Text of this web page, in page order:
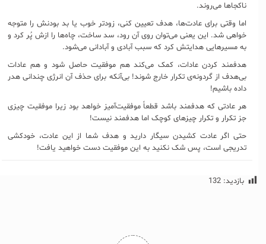
ناکجاها می‌روند.
اما وقتی برای عادت‌ها، هدف تعیین کنی، زودتر خوب یا بد بودنش را متوجه
خواهی شد. این یعنی می‌توان روی آن رود، سد ساخت، چاه‌ها را ازش پُر کرد و
به مسیرهایی هدایتش کرد که سبب آبادی و آبادانی می‌شود.
هدفمند کردن عادات، کمک می‌کند هم موفقیت حاصل شود و هم عادات
بی‌هدف از گردونه‌ی تکرار خارج شوند! بی‌آنکه برای حذف آن انرژی چندانی هدر
داده باشیم!
هر عادتی که هدفمند باشد قطعاً موفقیت‌آمیز خواهد بود زیرا موفقیت چیزی
جز تکرار و تکرار چیزهای کوچک اما هدفمند نیست!
حتی اگر عادت کشیدن سیگار دارید و هدف شما از این عادت، خودکشی
تدریجی است، پس شک نکنید به این موفقیت دست خواهید یافت!
بازدید: 132